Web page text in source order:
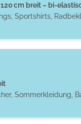
cm breit – bi-
Sportshirts,
Sommerkleidung,